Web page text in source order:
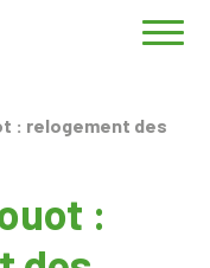
: relogement des
: